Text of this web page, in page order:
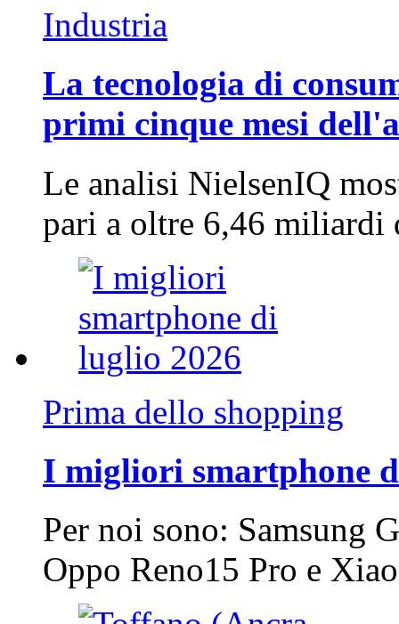
Industria
La tecnologia di
primi cinque mesi
Le analisi NielsenIQ
pari a oltre 6,46
Prima dello shopping
I migliori smartphone
Per noi sono: Samsung
Oppo Reno15 Pro e